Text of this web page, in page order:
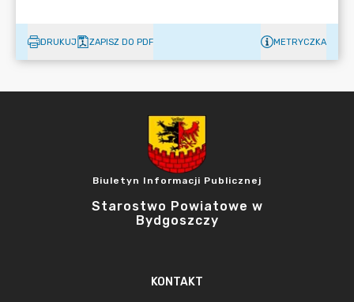
DRUKUJ ZAPISZ DO PDF METRYCZKA
Biuletyn Informacji Publicznej
Starostwo Powiatowe w
Bydgoszczy
KONTAKT